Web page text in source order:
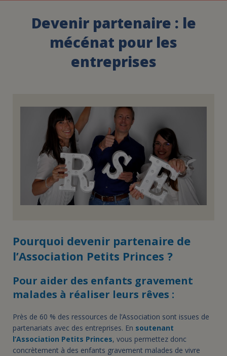
FAIRE UN DON
ASSURANCE VIE/LEGS
JE DEVIENS
BÉNÉVOLE
UN PETIT PRINCE
Devenir partenaire : le
mécénat pour les
entreprises
Pourquoi devenir partenaire de
l’Association Petits Princes ?
Pour aider des enfants gravement
malades à réaliser leurs rêves :
Près de 60 % des ressources de l’Association sont issues de
partenariats avec des entreprises. En soutenant
l’Association Petits Princes, vous permettez donc
concrètement à des enfants gravement malades de vivre